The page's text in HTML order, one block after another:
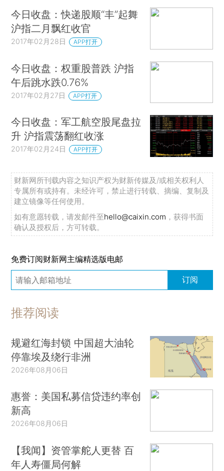
今日收盘：快递股顺“丰”起舞
沪指二月飘红收官
2017年02月28日 APP打开
今日收盘：权重股普跌 沪指
午后跳水跌0.76%
2017年02月27日 APP打开
今日收盘：军工航空股尾盘拉
升 沪指震荡翻红收涨
2017年02月24日 APP打开
财新网所刊载内容之知识产权为财新传媒及/或相关权利人
专属所有或持有。未经许可，禁止进行转载、摘编、复制及
建立镜像等任何使用。
如有意愿转载，请发邮件至hello@caixin.com ，获得书面
确认及授权后，方可转载。
免费订阅财新网主编精选版电邮
订阅
推荐阅读
规避红海封锁 中国超大油轮
停靠埃及绕行非洲
2026年08月06日
惠誉：美国私募信贷违约率创
新高
2026年08月06日
【我闻】资管掌舵人更替 百
年人寿僵局何解